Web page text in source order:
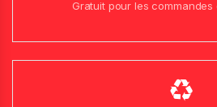
Gratuit pour les